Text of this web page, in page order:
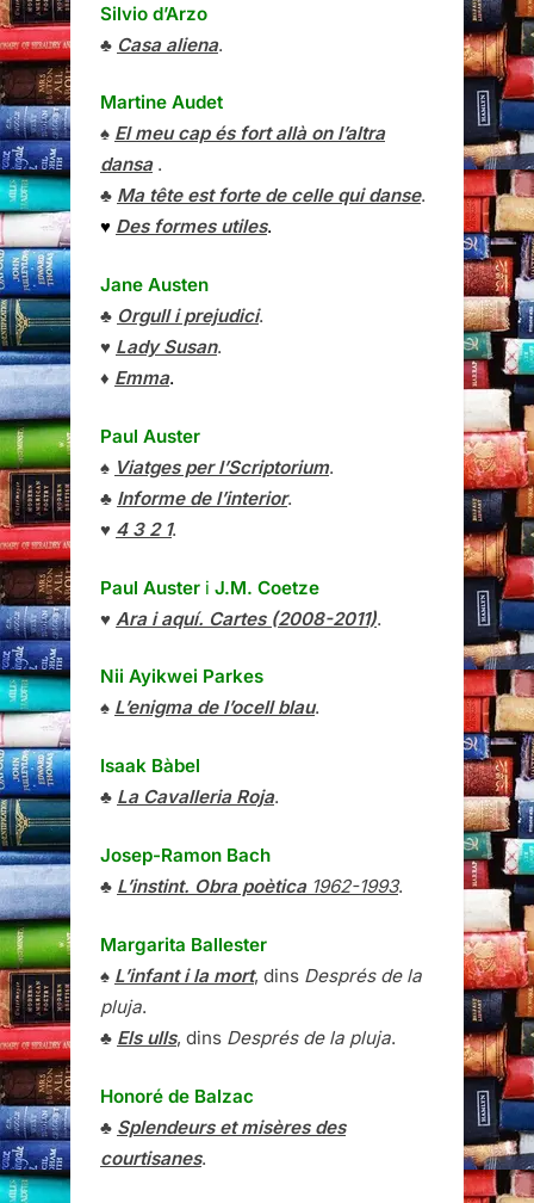
Silvio d’Arzo
♣ Casa aliena.
Martine Audet
♠ El meu cap és fort allà on l’altra
dansa.
♣ Ma tête est forte de celle qui danse.
♥ Des formes utiles.
Jane Austen
♣ Orgull i prejudici.
♥ Lady Susan.
♦ Emma.
Paul Auster
♠ Viatges per l’Scriptorium.
♣ Informe de l’interior.
♥ 4 3 2 1.
Paul Auster i J.M. Coetze
♥ Ara i aquí. Cartes (2008-2011).
Nii Ayikwei Parkes
♠ L’enigma de l’ocell blau.
Isaak Bàbel
♣ La Cavalleria Roja.
Josep-Ramon Bach
♣ L’instint. Obra poètica1962-1993.
Margarita Ballester
♠ L’infant i la mort, dins Després de la
pluja.
♣ Els ulls, dins Després de la pluja.
Honoré de Balzac
♣ Splendeurs et misères des
courtisanes.